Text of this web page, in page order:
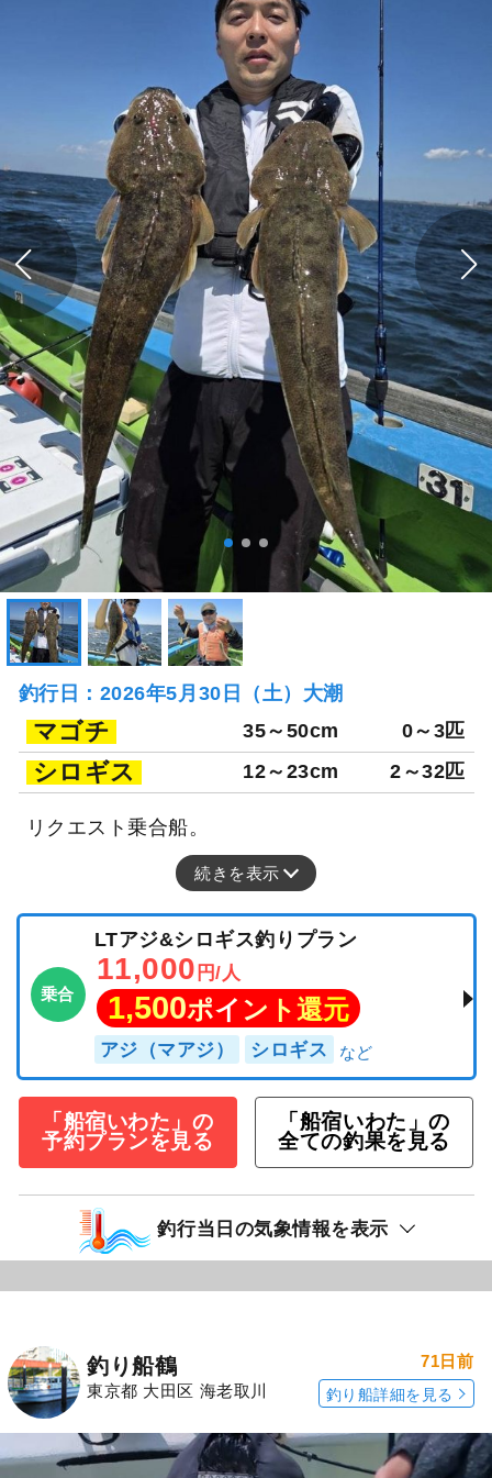
釣行日：2026年5月30日（土）大潮
マゴチ 35～50cm 0～3匹
シロギス 12～23cm 2～32匹
リクエスト乗合船。
続きを表示
乗合
LTアジ&シロギス釣りプラン
11,000 円/人
1,500ポイント還元
アジ（マアジ） シロギス
「船宿いわた」の
予約プランを見る
「船宿いわた」の
全ての釣果を見る
釣行当日の気象情報を表示
釣り船鶴
東京都 大田区 海老取川
71日前
釣り船詳細を見る